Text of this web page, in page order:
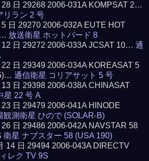
28 日 29268 2006-031A KOMPSAT 2…
リラン 2 号
日 29270 2006-032A EUTE HOT
放送衛星 ホットバード 8
12 日 29272 2006-033A JCSAT 10…通
日 29349 2006-034A KOREASAT 5
5)…通信衛星 コリアサット 5 号
日 29398 2006-038A CHINASAT
星 22 号 A
日 29479 2006-041A HINODE
観測衛星 ひので (SOLAR-B)
日 29486 2006-042A NAVSTAR 58
衛星 ナブスター 58 (USA 190)
14 日 29494 2006-043A DIRECTV
レク TV 9S